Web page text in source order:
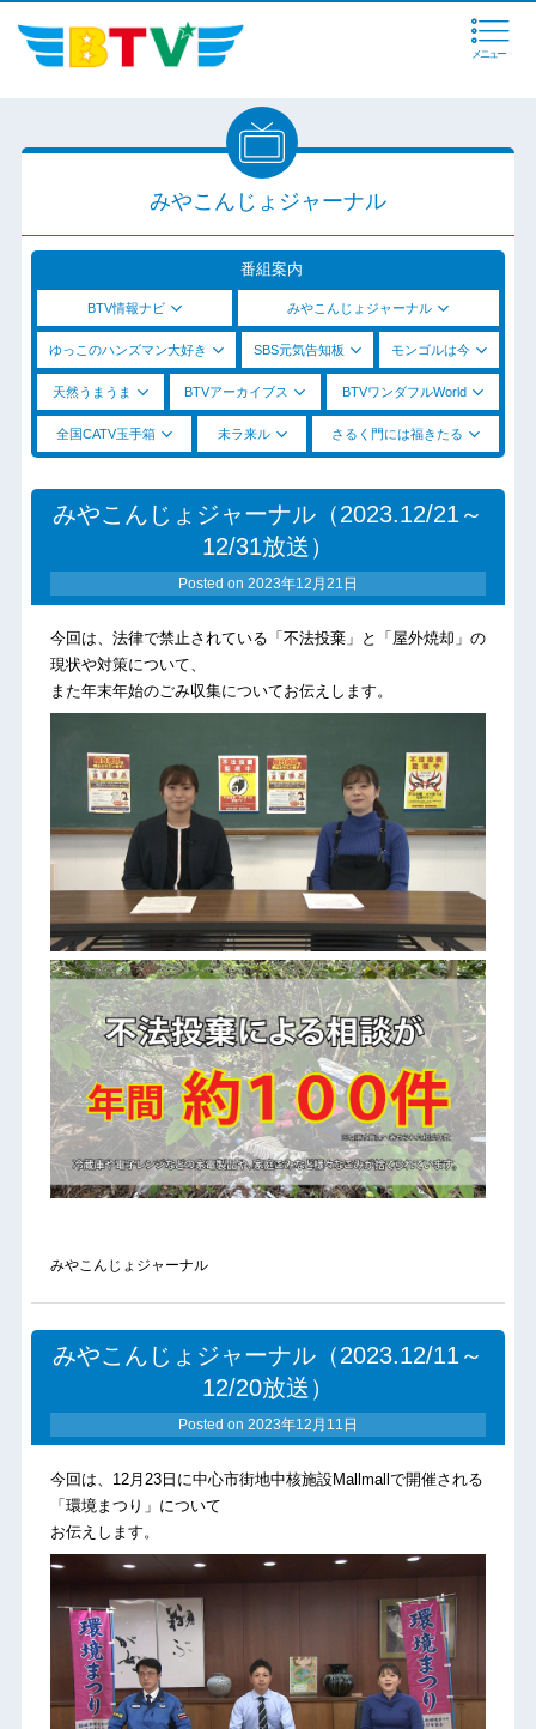
メニュー
みやこんじょジャーナル
番組案内
BTV情報ナビ みやこんじょジャーナル
ゆっこのハンズマン大好き SBS元気告知板 モンゴルは今
天然うまうま BTVアーカイブス BTVワンダフルWorld
全国CATV玉手箱 未ラ来ル さるく門には福きたる
みやこんじょジャーナル（2023.12/21～
12/31放送）
Posted on 2023年12月21日
今回は、法律で禁止されている「不法投棄」と「屋外焼却」の
現状や対策について、
また年末年始のごみ収集についてお伝えします。
みやこんじょジャーナル
みやこんじょジャーナル（2023.12/11～
12/20放送）
Posted on 2023年12月11日
今回は、12月23日に中心市街地中核施設Mallmallで開催される
「環境まつり」について
お伝えします。